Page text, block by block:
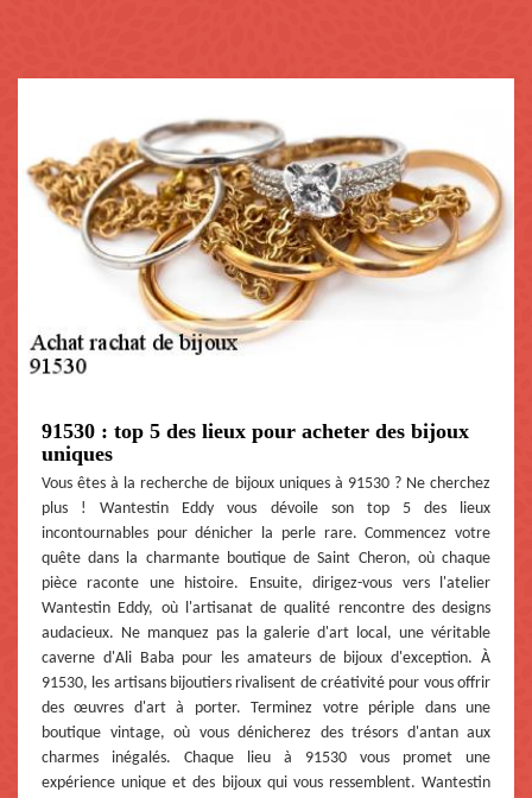
91530 : top 5 des lieux pour acheter des bijoux
uniques
Vous êtes à la recherche de bijoux uniques à 91530 ? Ne cherchez
plus ! Wantestin Eddy vous dévoile son top 5 des lieux
incontournables pour dénicher la perle rare. Commencez votre
quête dans la charmante boutique de Saint Cheron, où chaque
pièce raconte une histoire. Ensuite, dirigez-vous vers l'atelier
Wantestin Eddy, où l'artisanat de qualité rencontre des designs
audacieux. Ne manquez pas la galerie d'art local, une véritable
caverne d'Ali Baba pour les amateurs de bijoux d'exception. À
91530, les artisans bijoutiers rivalisent de créativité pour vous offrir
des œuvres d'art à porter. Terminez votre périple dans une
boutique vintage, où vous dénicherez des trésors d'antan aux
charmes inégalés. Chaque lieu à 91530 vous promet une
expérience unique et des bijoux qui vous ressemblent. Wantestin